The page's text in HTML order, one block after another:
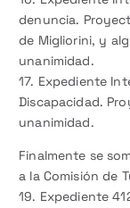
denuncia.
de Migliorini, y
unanimidad.
17. Expediente
Discapacidad.
unanimidad.
Finalmente se
a la Comisión de
19. Expediente